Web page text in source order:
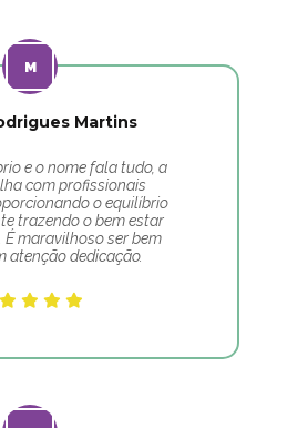
Martins
e o nome fala tudo, a
com profissionais
o equilíbrio
trazendo o bem estar
É maravilhoso ser bem
atenção dedicação.